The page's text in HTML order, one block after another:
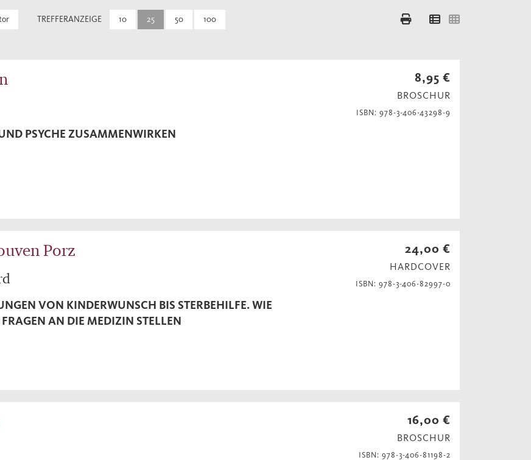
TREFFERANZEIGE 10 25 50 100
PSYCHE ZUSAMMENWIRKEN
8,95 €
BROSCHUR
ISBN: 978-3-406-43298-9
Porz
VON KINDERWUNSCH BIS STERBEHILFE. WIE
AN DIE MEDIZIN STELLEN
24,00 €
HARDCOVER
ISBN: 978-3-406-82997-0
16,00 €
BROSCHUR
ISBN: 978-3-406-81198-2